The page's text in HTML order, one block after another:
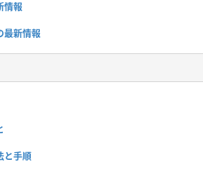
情報
最新情報
と手順